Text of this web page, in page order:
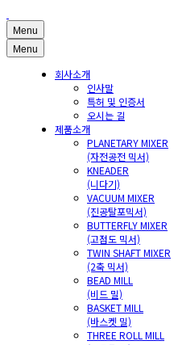
Menu
Menu
회사소개
인사말
특허 및 인증서
오시는 길
제품소개
PLANETARY MIXER
(자전공전 믹서)
KNEADER
(니다기)
VACUUM MIXER
(진공탈포믹서)
BUTTERFLY MIXER
(고점도 믹서)
TWIN SHAFT MIXER
(2축 믹서)
BEAD MILL
(비드 밀)
BASKET MILL
(바스켓 밀)
THREE ROLL MILL